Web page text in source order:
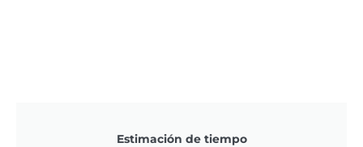
Estimación de tiempo